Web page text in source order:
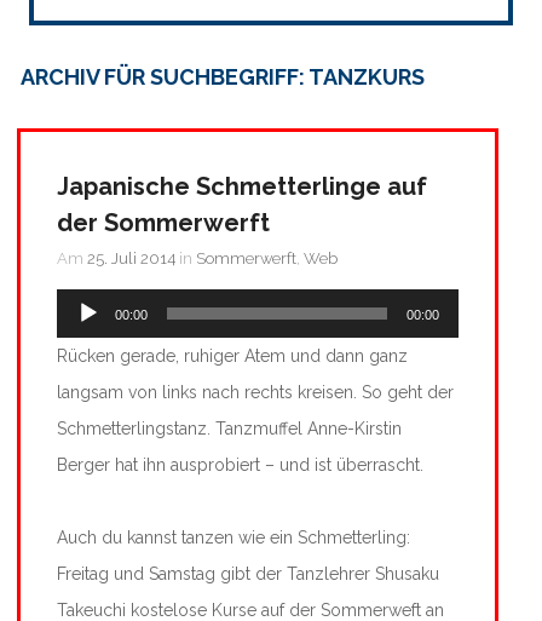
ARCHIV FÜR SUCHBEGRIFF: TANZKURS
Japanische Schmetterlinge auf
der Sommerwerft
Am 25. Juli 2014 in Sommerwerft Web
Audio-
Player
00:00 00:00
Rücken gerade, ruhiger Atem und dann ganz
langsam von links nach rechts kreisen. So geht der
Schmetterlingstanz. Tanzmuffel Anne-Kirstin
Berger hat ihn ausprobiert – und ist überrascht.
Auch du kannst tanzen wie ein Schmetterling:
Freitag und Samstag gibt der Tanzlehrer Shusaku
Takeuchi kostelose Kurse auf der Sommerweft an